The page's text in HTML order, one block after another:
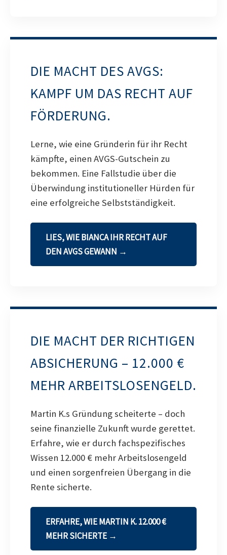
DIE MACHT DES AVGS:
KAMPF UM DAS RECHT AUF
FÖRDERUNG.
Lerne, wie eine Gründerin für ihr Recht
kämpfte, einen AVGS-Gutschein zu
bekommen. Eine Fallstudie über die
Überwindung institutioneller Hürden für
eine erfolgreiche Selbstständigkeit.
LIES, WIE BIANCA IHR RECHT AUF
DEN AVGS GEWANN →
DIE MACHT DER RICHTIGEN
ABSICHERUNG – 12.000 €
MEHR ARBEITSLOSENGELD.
Martin K.s Gründung scheiterte – doch
seine finanzielle Zukunft wurde gerettet.
Erfahre, wie er durch fachspezifisches
Wissen 12.000 € mehr Arbeitslosengeld
und einen sorgenfreien Übergang in die
Rente sicherte.
ERFAHRE, WIE MARTIN K. 12.000 €
MEHR SICHERTE →